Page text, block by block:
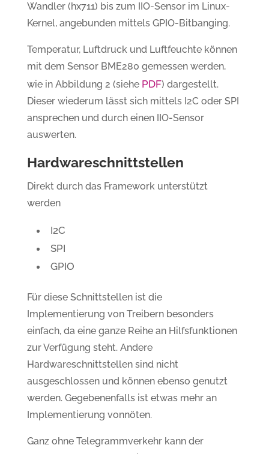
Wandler (hx711) bis zum IIO-Sensor im Linux-
Kernel, angebunden mittels GPIO-Bitbanging.
Temperatur, Luftdruck und Luftfeuchte können
mit dem Sensor BME280 gemessen werden,
wie in Abbildung 2 (siehe PDF) dargestellt.
Dieser wiederum lässt sich mittels I2C oder SPI
ansprechen und durch einen IIO-Sensor
auswerten.
Hardwareschnittstellen
Direkt durch das Framework unterstützt
werden
I2C
SPI
GPIO
Für diese Schnittstellen ist die
Implementierung von Treibern besonders
einfach, da eine ganze Reihe an Hilfsfunktionen
zur Verfügung steht. Andere
Hardwareschnittstellen sind nicht
ausgeschlossen und können ebenso genutzt
werden. Gegebenenfalls ist etwas mehr an
Implementierung vonnöten.
Ganz ohne Telegrammverkehr kann der